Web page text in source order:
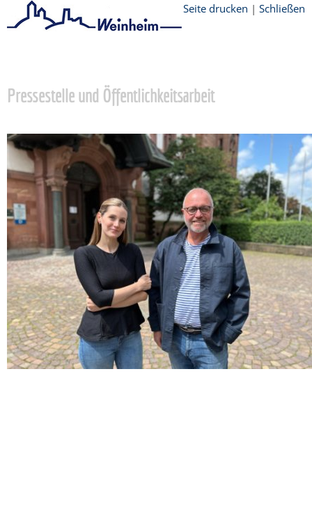
Seite drucken | Schließen
Pressestelle und Öffentlichkeitsarbeit